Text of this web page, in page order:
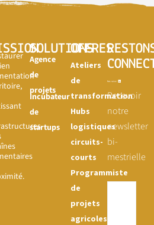
SOLUTIONS
Agence
de
projets
Incubateur
de
startups
OFFRES
Ateliers
de
transformation
Hubs
logistiques
circuits-
courts
Programmiste
de
projets
agricoles
Recevoir
notre
newsletter
bi-
mestrielle